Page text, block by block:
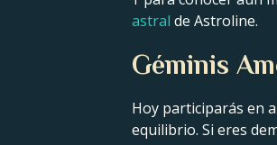
astral de Astroline.
Géminis
Hoy participarás en
equilibrio. Si eres